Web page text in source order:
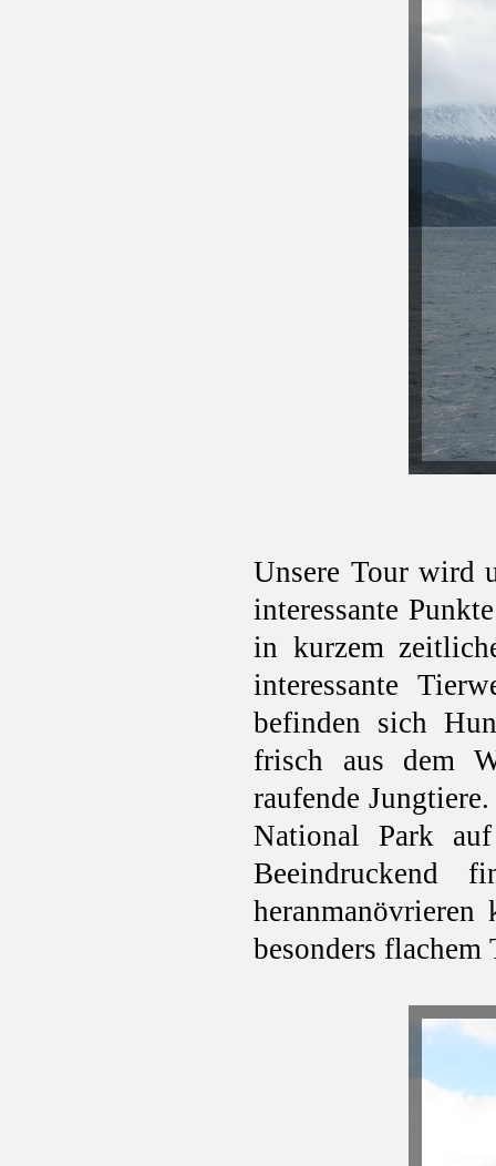
Unsere Tour wird
interessante
in kurzem
interessante
befinden sich
frisch aus dem
raufende
National Park
besonders flachem